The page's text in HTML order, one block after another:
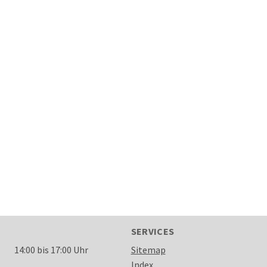
14:00 bis 17:00 Uhr
SERVICES
Sitemap